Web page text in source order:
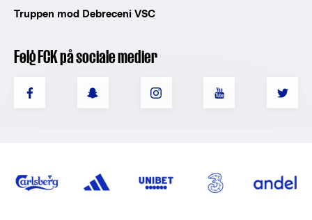
Truppen mod Debreceni VSC
Følg FCK på sociale medier